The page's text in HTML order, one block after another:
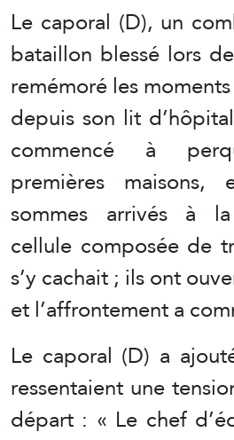
Le caporal (D), un
bataillon blessé lors
remémoré les
depuis son lit
commencé à
premières
sommes arrivés à
cellule composée de
s’y cachait ; ils ont
et l’affrontement a
Le caporal (D) a
ressentaient une
départ : « Le chef